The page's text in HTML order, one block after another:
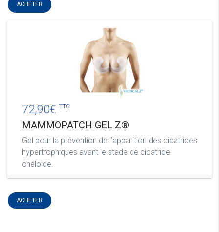
ACHETER
72,90€ TTC
MAMMOPATCH GEL Z®
Gel pour la prévention de l’apparition des cicatrices
hypertrophiques avant le stade de cicatrice
chéloïde.
ACHETER